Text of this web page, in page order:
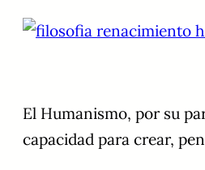
El Humanismo, por su
capacidad para crear,